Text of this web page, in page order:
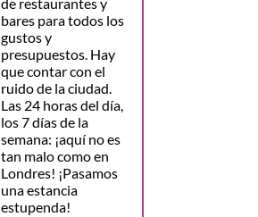
de restaurantes y
bares para todos los
gustos y
presupuestos. Hay
que contar con el
ruido de la ciudad.
Las 24 horas del día,
los 7 días de la
semana: ¡aquí no es
tan malo como en
Londres! ¡Pasamos
una estancia
estupenda!